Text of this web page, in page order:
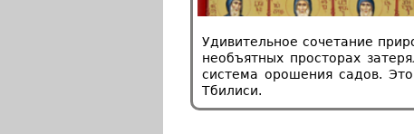
Удивительное сочетание
необъятных просторах
система орошения садов.
Тбилиси.